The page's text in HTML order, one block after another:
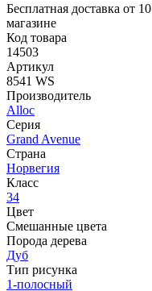
Бесплатная доставка от
магазине
Код товара
14503
Артикул
8541 WS
Производитель
Alloc
Серия
Grand Avenue
Страна
Норвегия
Класс
34
Цвет
Смешанные цвета
Порода дерева
Дуб
Тип рисунка
1-полосный